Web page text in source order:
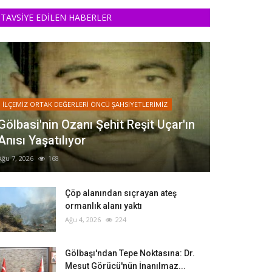
TAVSİYE EDİLEN HABERLER
İLÇEMİZ ORTAK DEĞERLERİ ÖNCÜ ŞAHSİYETLERİMİZ
Ozanı Şehit Reşit Uçar'ın
Yaşatılıyor
7, 2026 168
Çöp alanından sıçrayan ateş
ormanlık alanı yaktı
Ağu 4, 2026 224
Gölbaşı'ndan Tepe Noktasına: Dr.
Mesut Görücü'nün İnanılmaz...